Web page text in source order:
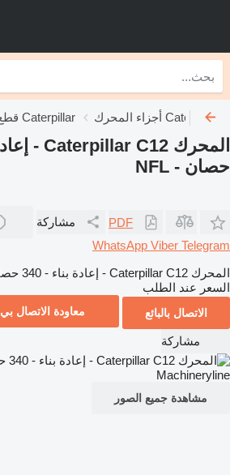
قطع الغيار Caterpillar أجزاء المحرك Caterpillar
حصان - NFL
PDF مشاركة
WhatsApp Viber Telegram
المحرك Caterpillar C12 - إعادة بناء - 340 حصان - NFL
السعر عند الطلب
الاتصال بالبائع معاودة الاتصال بي
مشاركة
مشاهدة جميع الصور